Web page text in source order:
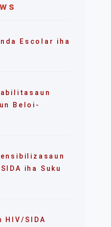
Escolar iha
Beloi-
iha Suku
HIV/SIDA